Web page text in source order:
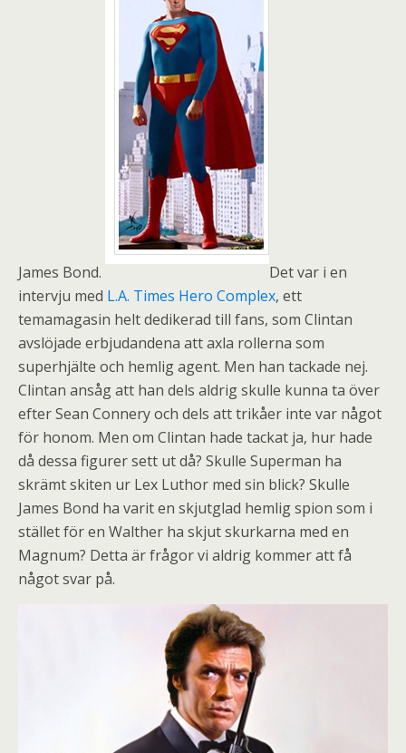
James Bond.
Det var i en
intervju med L.A. Times Hero Complex, ett
temamagasin helt dedikerad till fans, som Clintan
avslöjade erbjudandena att axla rollerna som
superhjälte och hemlig agent. Men han tackade nej.
Clintan ansåg att han dels aldrig skulle kunna ta över
efter Sean Connery och dels att trikåer inte var något
för honom. Men om Clintan hade tackat ja, hur hade
då dessa figurer sett ut då? Skulle Superman ha
skrämt skiten ur Lex Luthor med sin blick? Skulle
James Bond ha varit en skjutglad hemlig spion som i
stället för en Walther ha skjut skurkarna med en
Magnum? Detta är frågor vi aldrig kommer att få
något svar på.